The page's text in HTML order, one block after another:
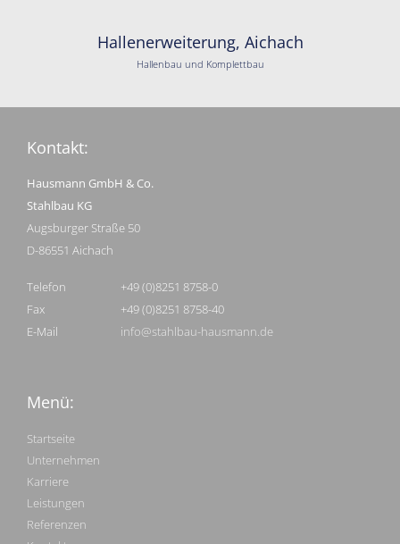
Hallenerweiterung, Aichach
Hallenbau und Komplettbau
Kontakt:
Hausmann GmbH & Co.
Stahlbau KG
Augsburger Straße 50
D-86551 Aichach
Telefon
Fax
E-Mail
+49 (0)8251 8758-0
+49 (0)8251 8758-40
info@stahlbau-hausmann.de
Menü:
Startseite
Unternehmen
Karriere
Leistungen
Referenzen